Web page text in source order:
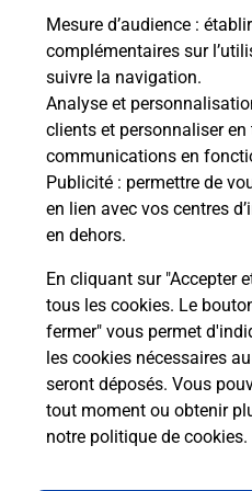
Mesure d’audience :
complémentaires sur
suivre la navigation.
Analyse et
clients et personnaliser
communications en
Publicité : permettre de
en lien avec vos centres
en dehors.
En cliquant sur "Accepter
tous les cookies. Le
fermer" vous permet
les cookies nécessaires
seront déposés. Vous
tout moment ou obtenir
notre politique de cookies.
Boîte aux lettres
Collecte du courrier
Rue De La Gare
52170
Bayard Sur Marne
Itinéraire
Le lien s'ouvre dans un nouvel
Localiser Liste Boîtes aux
Bayard Sur Marne